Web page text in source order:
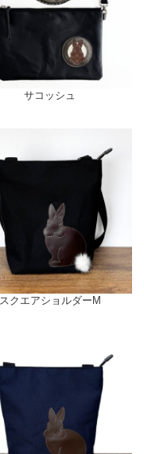
サコッシュ
スクエアショルダーM